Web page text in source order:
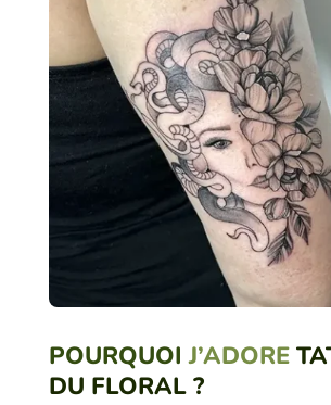
POURQUOI J’ADORE
DU FLORAL ?